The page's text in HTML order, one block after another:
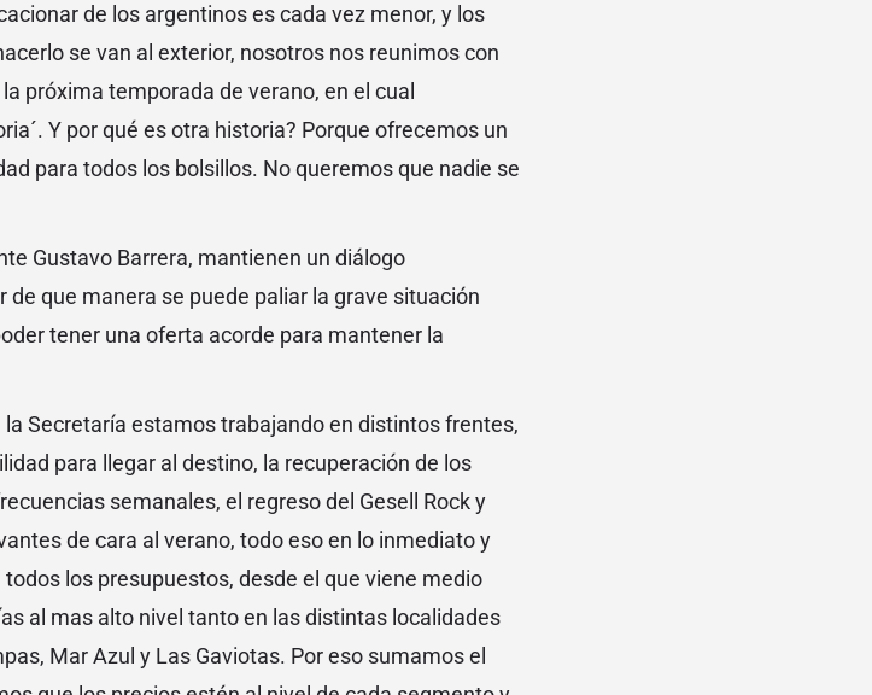
de los argentinos es cada vez menor, y los
se van al exterior, nosotros nos reunimos con
próxima temporada de verano, en el cual
Y por qué es otra historia? Porque ofrecemos un
para todos los bolsillos. No queremos que nadie se
Gustavo Barrera, mantienen un diálogo
que manera se puede paliar la grave situación
tener una oferta acorde para mantener la
la Secretaría estamos trabajando en distintos frentes,
para llegar al destino, la recuperación de los
semanales, el regreso del Gesell Rock y
de cara al verano, todo eso en lo inmediato y
los presupuestos, desde el que viene medio
al mas alto nivel tanto en las distintas localidades
Mar Azul y Las Gaviotas. Por eso sumamos el